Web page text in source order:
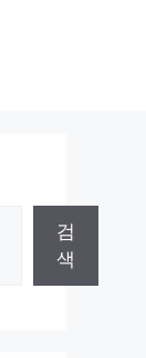
검
색